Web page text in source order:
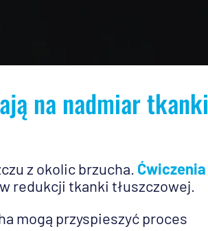
na nadmiar tkanki
z okolic brzucha. Ćwiczenia
redukcji tkanki tłuszczowej.
mogą przyspieszyć proces